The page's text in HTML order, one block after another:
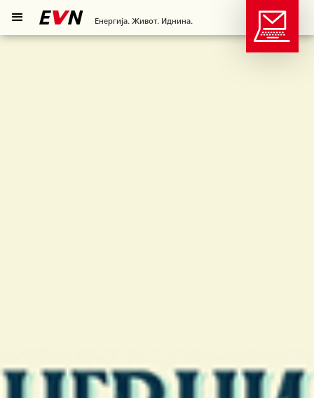
Енергија. Живот. Иднина.